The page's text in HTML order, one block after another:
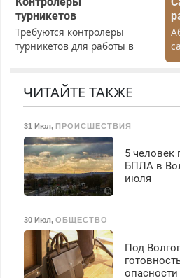
турникетов
Требуются контролеры
турникетов для работы в
Прием по ТК РФ. График
З/п – до 96000 рублей до
вычета налогов.
Ежемесячно
выплачивается денежная
премия. Возможно
бесплатное обучение,
получение документов,
работа инспектором по
транспортной
безопасности с з/п до
125000 руб.
ЧИТАЙТЕ ТАКЖЕ
31 Июл, ПРОИСШЕСТВИЯ
5 человек
БПЛА в
июля
30 Июл, ОБЩЕСТВО
Под
опасности